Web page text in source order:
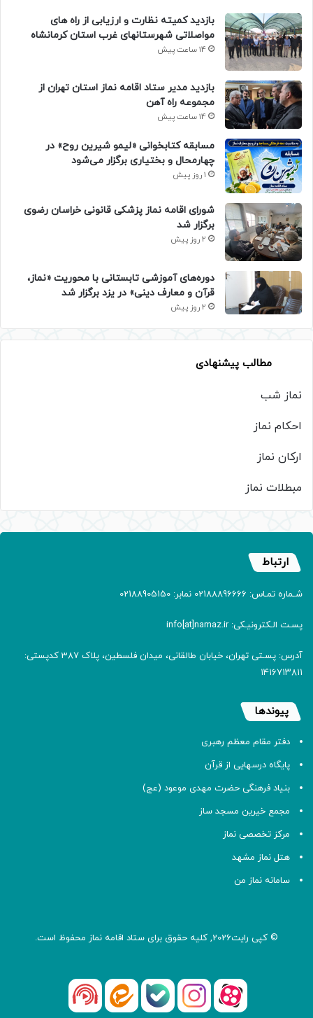
بازدید کمیته نظارت و ارزیابی از راه های
مواصلاتی شهرستانهای غرب استان کرمانشاه
14 ساعت پیش
بازدید مدیر ستاد اقامه نماز استان تهران از
مجموعه راه آهن
14 ساعت پیش
مسابقه کتابخوانی «لیمو شیرین روح» در
چهارمحال و بختیاری برگزار می‌شود
1 روز پیش
شورای اقامه نماز پزشکی قانونی خراسان رضوی
برگزار شد
2 روز پیش
دوره‌های آموزشی تابستانی با محوریت «نماز،
قرآن و معارف دینی» در یزد برگزار شد
2 روز پیش
مطالب پیشنهادی
نماز شب
احکام نماز
ارکان نماز
مبطلات نماز
ارتباط
شـماره تمـاس: 02188896666 نمابر: 02188905150
پسـت الـکترونیـکی: info[at]namaz.ir
آدرس: پسـتی تهران، خیابان طالقانی، میدان فلسطین، پلاک 387 کدپستی:
۱۴۱۶۷۱۳۸۱۱
پیوندها
دفتر مقام معظم رهبری
پایگاه درسهایی از قرآن
بنیاد فرهنگی حضرت مهدی موعود (عج)
مجمع خیرین مسجد ساز
مرکز تخصصی نماز
هتل نماز مشهد
سامانه نماز من
© کپی رایت2026, کلیه حقوق برای ستاد اقامه نماز محفوظ است.
آپارات اینستاگرام
بله ایتا